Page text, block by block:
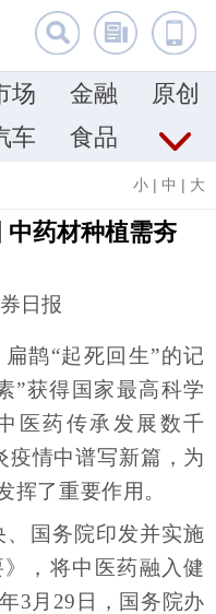
场 金融
原创
车 食品
小 | 中 | 大
中药材种植需夯
日报
鹊“起死回生”的记
”获得国家最高科学
医药传承发展数千
疫情中谱写新篇，为
挥了重要作用。
、国务院印发并实施
》，将中医药融入健
3月29日，国务院办